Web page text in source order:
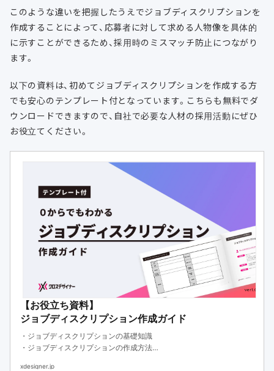
このような違いを把握したうえでジョブディスクリプションを
作成することによって、応募者に対して求める人物像を具体的
に示すことができるため、採用時のミスマッチ防止につながり
ます。
以下の資料は、初めてジョブディスクリプションを作成する方
でも安心のテンプレート付となっています。こちらも無料でダ
ウンロードできますので、自社で必要な人材の採用活動にぜひ
お役立てください。
【お役立ち資料】
ジョブディスクリプション作成ガイド
・ジョブディスクリプションの基礎知識
・ジョブディスクリプションの作成方法
xdesigner.jp